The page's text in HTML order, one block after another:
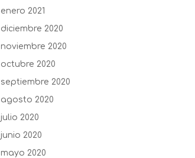
enero 2021
diciembre 2020
noviembre 2020
octubre 2020
septiembre 2020
agosto 2020
julio 2020
junio 2020
mayo 2020